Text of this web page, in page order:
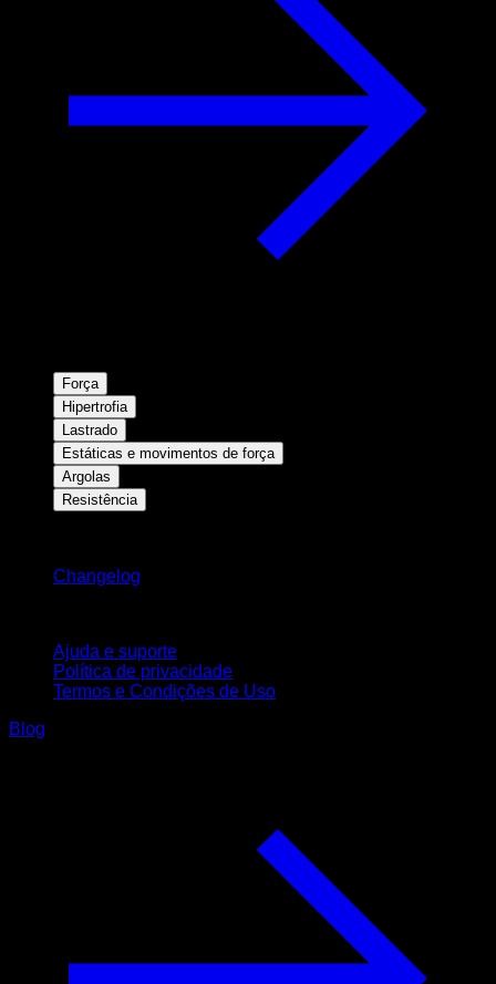
Força
Hipertrofia
Lastrado
Estáticas e movimentos de força
Argolas
Resistência
Changelog
Ajuda e suporte
Política de privacidade
Termos e Condições de Uso
Blog